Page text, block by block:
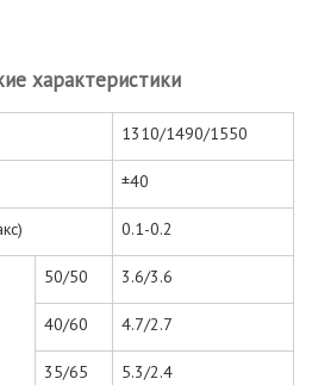
характеристики
1310/1490/1550
±40
0.1-0.2
50/50 3.6/3.6
40/60 4.7/2.7
35/65 5.3/2.4